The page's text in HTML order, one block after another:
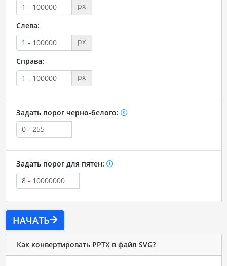
px
Слева:
px
Справа:
px
Задать порог черно-белого:
Задать порог для пятен:
НАЧАТЬ
Как конвертировать PPTX в файл SVG?